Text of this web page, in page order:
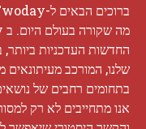
החדשות העדכניות ביותר,
שלנו, המורכב מעיתונאים
בתחומים רחבים של
אנו מתחייבים לא רק